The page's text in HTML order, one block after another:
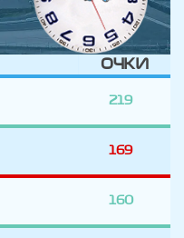
ОЧКИ
219
169
160